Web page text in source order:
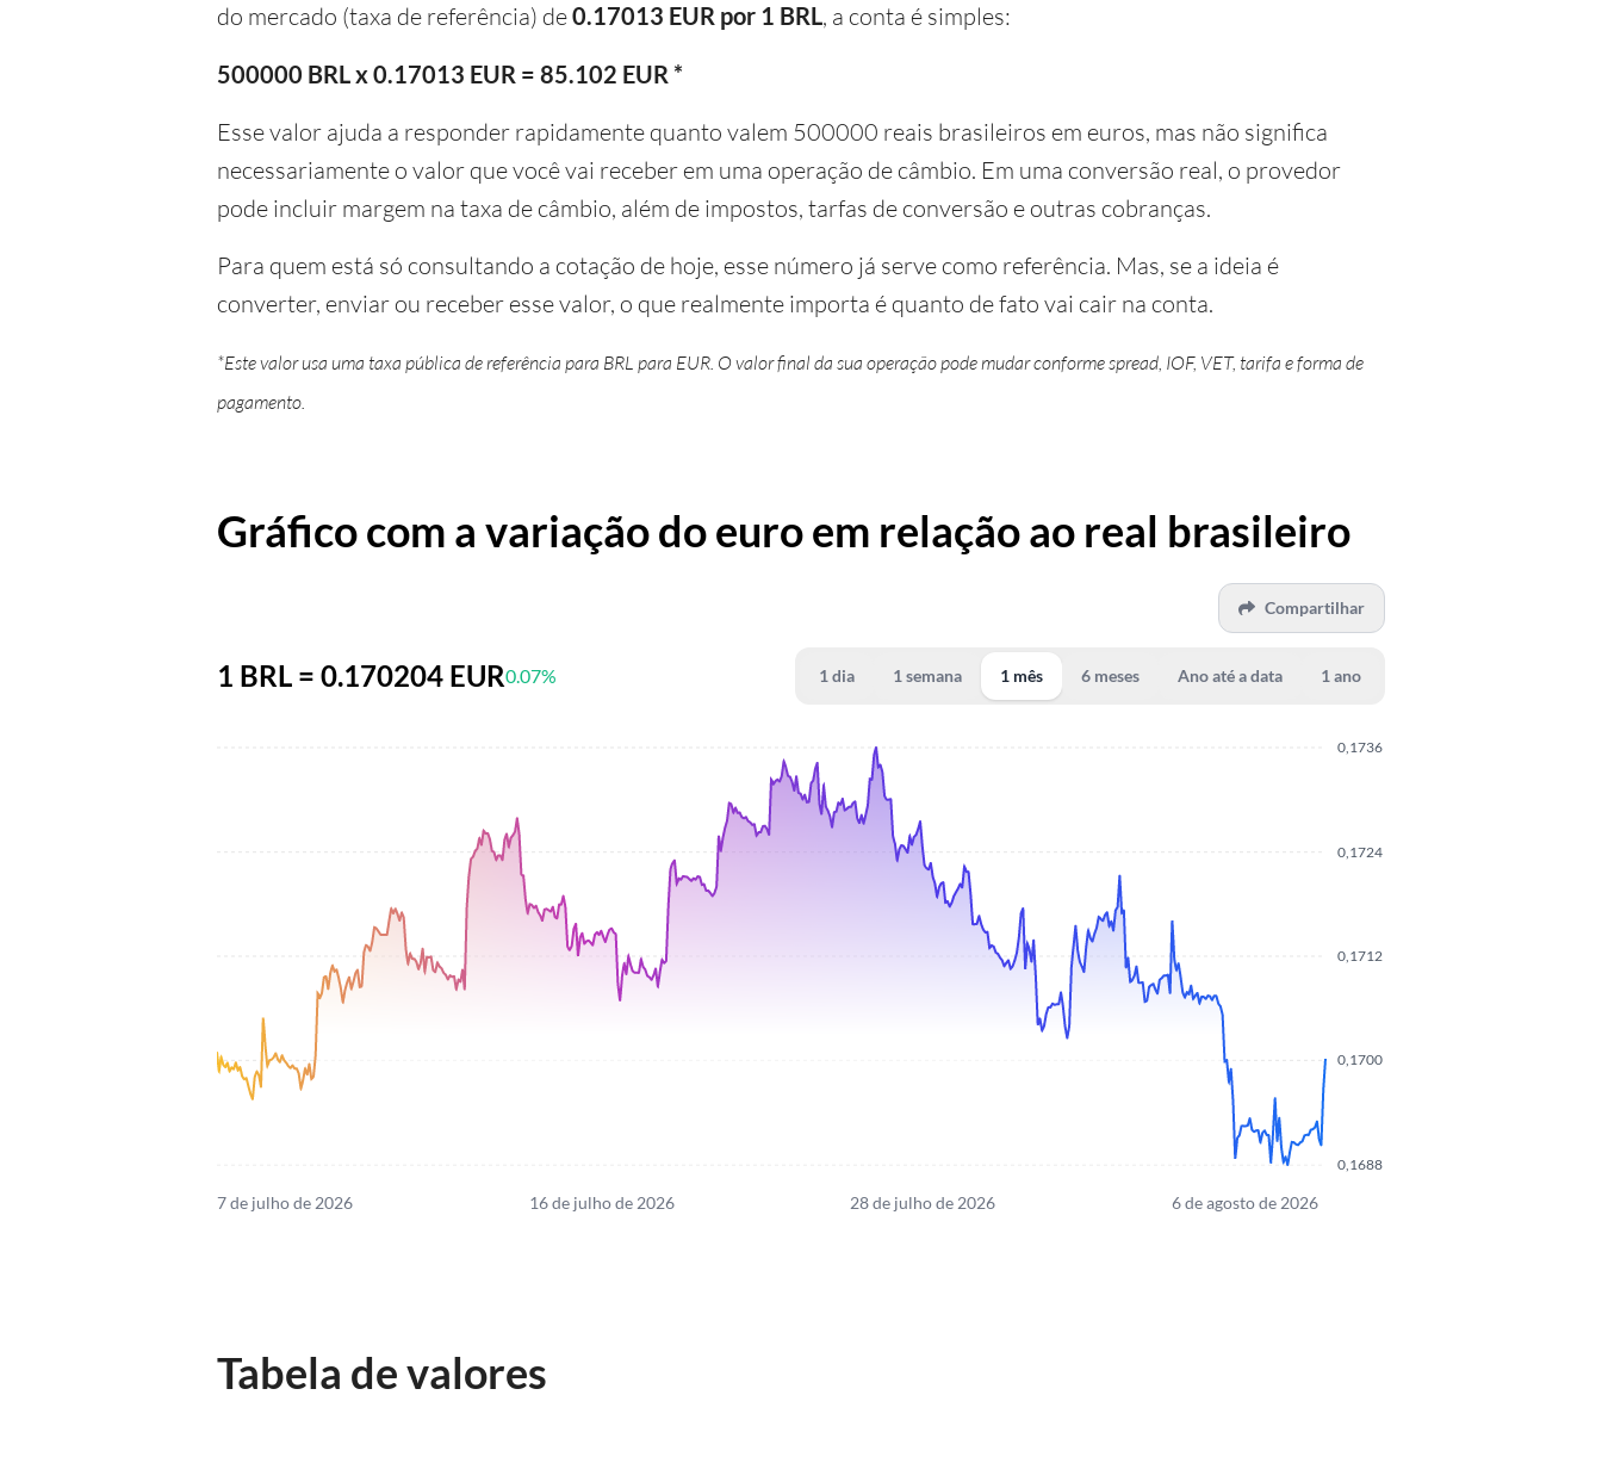
do mercado (taxa de referência) de0.17013 EUR por 1 BRL, a conta é simples:
500000 BRL x 0.17013 EUR = 85.102 EUR *
Esse valor ajuda a responder rapidamente quanto valem 500000 reais brasileiros em euros, mas não significa
necessariamente o valor que você vai receber em uma operação de câmbio. Em uma conversão real, o provedor
pode incluir margem na taxa de câmbio, além de impostos, tarfas de conversão e outras cobranças.
Para quem está só consultando a cotação de hoje, esse número já serve como referência. Mas, se a ideia é
converter, enviar ou receber esse valor, o que realmente importa é quanto de fato vai cair na conta.
*Este valor usa uma taxa pública de referência para BRL para EUR. O valor final da sua operação pode mudar conforme spread, IOF, VET, tarifa e forma de
pagamento.
Gráfico com a variação do euro em relação ao real brasileiro
Compartilhar
1 BRL = 0.170204 EUR0.07% 1 dia 1 semana 1 mês 6 meses Ano até a data 1 ano
0,1688
0,1700
0,1712
0,1724
0,1736
7 de julho de 2026 16 de julho de 2026 28 de julho de 2026 6 de agosto de 2026
Tabela de valores